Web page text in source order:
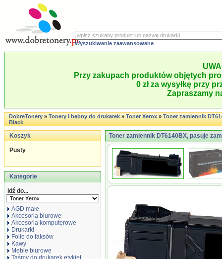
Wyszukiwanie zaawansowane
Przy zakupach produktów objętych
0 zł za wysyłkę przy
Zapraszamy
DobreTonery»Tonery i bębny do drukarek»Toner Xerox»Toner zamiennik
Black
Koszyk
Pusty
Kategorie
Idź do...
AGD małe
Akcesoria biurowe
Akcesoria komputerowe
Drukarki
Folie do faksów
Kawy
Meble biurowe
Taśmy do drukarek etykiet
Toner zamiennik DT6140BX, pasuje